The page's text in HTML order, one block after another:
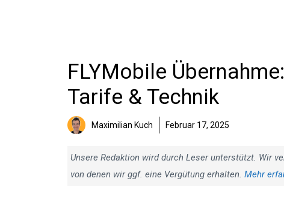
FLYMobile
Tarife & Technik
Maximilian Kuch Februar 17, 2025
Unsere Redaktion wird durch Leser unterstützt. Wir
von denen wir ggf. eine Vergütung erhalten. Mehr